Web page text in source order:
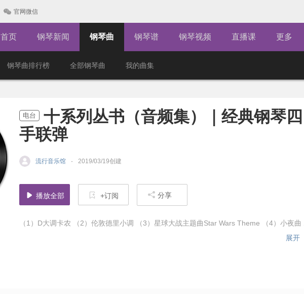
官网微信
首页 钢琴新闻 钢琴曲 钢琴谱 钢琴视频 直播课 更多
钢琴曲排行榜 全部钢琴曲 我的曲集
电台
十系列丛书（音频集）｜经典钢琴四
手联弹
流行音乐馆 2019/03/19创建
播放全部 +订阅 分享
（1）D大调卡农 （2）伦敦德里小调 （3）星球大战主题曲Star Wars Theme （4）小夜曲 ..
展开